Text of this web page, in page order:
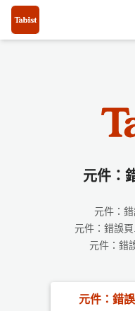
元件：
元件：
元件：錯誤
元件：錯
元件：錯